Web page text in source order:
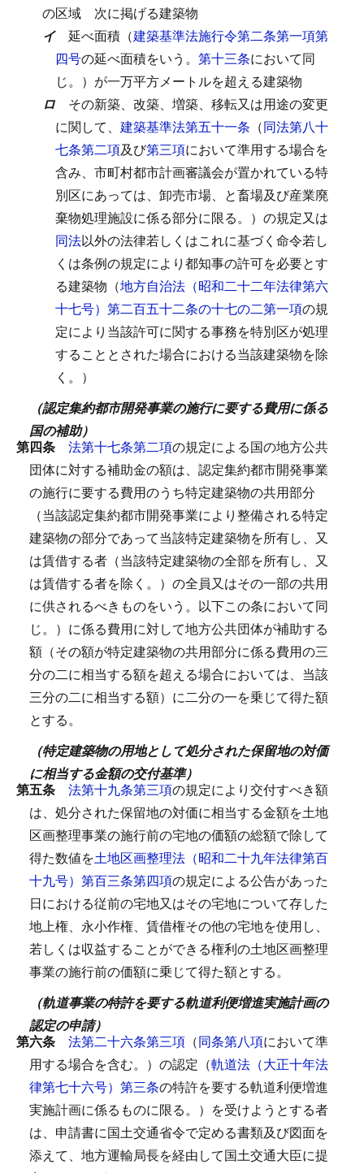
の区域
次に掲げる建築物
イ 延べ面積（建築基準法施行令第二条第一項第
四号の延べ面積をいう。 第十三条において同
じ。）が一万平方メートルを超える建築物
ロ その新築、改築、増築、移転又は用途の変更
に関して、 建築基準法第五十一条 （同法第八十
七条第二項及び第三項において準用する場合を
含み、市町村都市計画審議会が置かれている特
別区にあっては、卸売市場、と畜場及び産業廃
棄物処理施設に係る部分に限る。）の規定又は
同法以外の法律若しくはこれに基づく命令若し
くは条例の規定により都知事の許可を必要とす
る建築物（地方自治法（昭和二十二年法律第六
十七号）第二百五十二条の十七の二第一項の規
定により当該許可に関する事務を特別区が処理
することとされた場合における当該建築物を除
く。）
（認定集約都市開発事業の施行に要する費用に係る
国の補助）
第四条 法第十七条第二項の規定による国の地方公共
団体に対する補助金の額は、認定集約都市開発事業
の施行に要する費用のうち特定建築物の共用部分
（当該認定集約都市開発事業により整備される特定
建築物の部分であって当該特定建築物を所有し、又
は賃借する者（当該特定建築物の全部を所有し、又
は賃借する者を除く。）の全員又はその一部の共用
に供されるべきものをいう。以下この条において同
じ。）に係る費用に対して地方公共団体が補助する
額（その額が特定建築物の共用部分に係る費用の三
分の二に相当する額を超える場合においては、当該
三分の二に相当する額）に二分の一を乗じて得た額
とする。
（特定建築物の用地として処分された保留地の対価
に相当する金額の交付基準）
第五条 法第十九条第三項の規定により交付すべき額
は、処分された保留地の対価に相当する金額を土地
区画整理事業の施行前の宅地の価額の総額で除して
得た数値を土地区画整理法（昭和二十九年法律第百
十九号）第百三条第四項の規定による公告があった
日における従前の宅地又はその宅地について存した
地上権、永小作権、賃借権その他の宅地を使用し、
若しくは収益することができる権利の土地区画整理
事業の施行前の価額に乗じて得た額とする。
（軌道事業の特許を要する軌道利便増進実施計画の
認定の申請）
第六条 法第二十六条第三項 （同条第八項において準
用する場合を含む。）の認定（軌道法（大正十年法
律第七十六号）第三条の特許を要する軌道利便増進
実施計画に係るものに限る。）を受けようとする者
は、申請書に国土交通省令で定める書類及び図面を
添えて、地方運輸局長を経由して国土交通大臣に提